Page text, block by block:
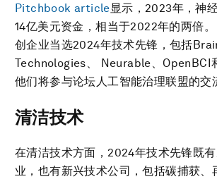
Pitchbook article显示，2023年，神
14亿美元资金，相当于2022年的两倍
创企业当选2024年技术先锋，包括
Technologies、 Neurable、OpenBCI
他们将参与论坛人工智能治理联盟的交
清洁技术
在清洁技术方面，2024年技术先锋既
业，也有新兴技术公司，包括碳捕获、